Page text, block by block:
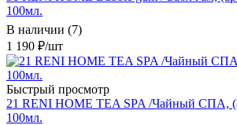
100мл.
В наличии (7)
1 190 ₽/шт
Быстрый просмотр
21 RENI HOME TEA SPA /Чайный СПА,
100мл.